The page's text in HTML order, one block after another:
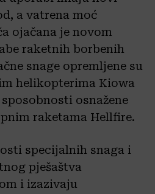
a vatrena moć
ojačana je novom
raketnih borbenih
snage opremljene su
helikopterima Kiowa
osnažene
raketama Hellfire.
specijalnih snaga i
pješaštva
i izazivaju